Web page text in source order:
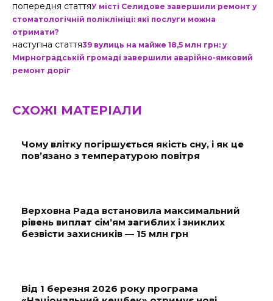
попередня статтяУ місті Селидове завершили ремонт у
стоматологічній поліклініці: які послуги можна
отримати?
наступна стаття39 вулиць на майже 18,5 млн грн: у
Мирноградській громаді завершили аварійно-ямковий
ремонт доріг
СХОЖІ МАТЕРІАЛИ
Чому влітку погіршується якість сну, і як це
пов’язано з температурою повітря
Верховна Рада встановила максимальний
рівень виплат сім’ям загиблих і зниклих
безвісти захисників — 15 млн грн
Від 1 березня 2026 року програма